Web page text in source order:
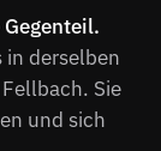
in derselben
Sie
und sich